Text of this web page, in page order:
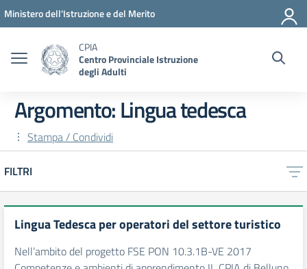
Vai ai contenuti
Vai al menu di navigazione
Vai al footer
Ministero dell'Istruzione e del Merito
CPIA
Centro Provinciale Istruzione
degli Adulti
Argomento: Lingua tedesca
Stampa / Condividi
FILTRI
Lingua Tedesca per operatori del settore turistico
Nell’ambito del progetto FSE PON 10.3.1B-VE 2017